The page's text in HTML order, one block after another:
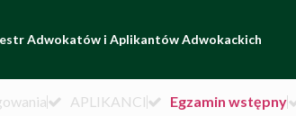
Adwokatów i Aplikantów Adwokackich
APLIKANCI Egzamin wstępny